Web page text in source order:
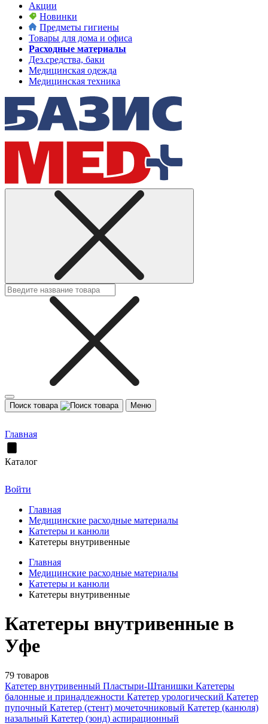
Акции
Новинки
Предметы гигиены
Товары для дома и офиса
Расходные материалы
Дез.средства, баки
Медицинская одежда
Медицинская техника
Поиск товара Меню
Главная
Каталог
Войти
Главная
Медицинские расходные материалы
Катетеры и канюли
Катетеры внутривенные
Главная
Медицинские расходные материалы
Катетеры и канюли
Катетеры внутривенные
Катетеры внутривенные в
Уфе
79 товаров
Катетер внутривенный Пластыри-Штанишки Катетеры
балонные и принадлежности Катетер урологический Катетер
пупочный Катетер (стент) мочеточниковый Катетер (канюля)
назальный Катетер (зонд) аспирационный